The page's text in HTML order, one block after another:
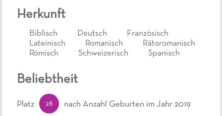
Herkunft
Biblisch Deutsch
Französisch
Lateinisch
Romanisch
Rätoromanisch
Römisch
Schweizerisch Spanisch
Beliebtheit
Platz 28 nach Anzahl Geburten im Jahr 2019